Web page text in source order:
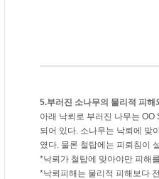
5.부러진 소나무의 물리적 피
아래 낙뢰로 부러진 나무는
되어 있다. 소나무는 낙뢰에 맞
였다. 물론 철탑에는 피뢰침이
*낙뢰가 철탑에 맞아야만 피해
*낙뢰피해는 물리적 피해보다